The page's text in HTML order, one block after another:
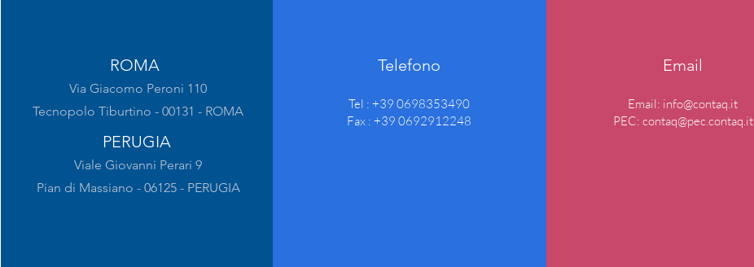
ROMA
Via Giacomo Peroni 110
Tecnopolo Tiburtino - 00131 - ROMA
PERUGIA
Viale Giovanni Perari 9
Pian di Massiano - 06125 - PERUGIA
Telefono
Tel : +39 0698353490
Fax : +39 0692912248
Email
Email: info@contaq.it
PEC: contaq@pec.contaq.it